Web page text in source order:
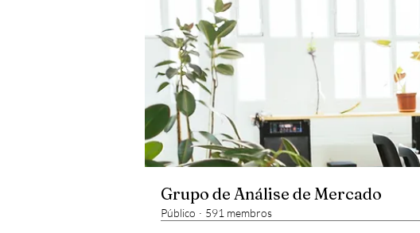
Grupo de Análise de Mercado
Público · 591 membros